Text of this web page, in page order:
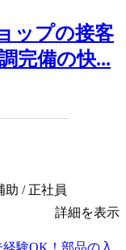
ップの接客
完備の快...
助 / 正社員
詳細を表示